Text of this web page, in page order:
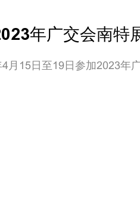
年广交会南特
月15日至19日参加2023年